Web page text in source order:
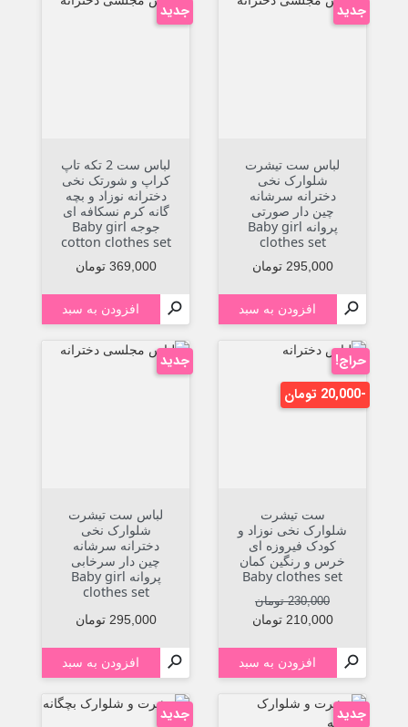
لباس ست تیشرت
شلوارک نخی
دخترانه سرشانه
چین دار صورتی
پروانه Baby girl
clothes set
قیمت
295,000 تومان
 افزودن به سبد
جدید
لباس ست 2 تکه تاپ
کراپ و شورتک نخی
دخترانه نوزاد و بچه
گانه کرم نسکافه ای
جوجه Baby girl
cotton clothes set
قیمت
369,000 تومان
 افزودن به سبد
جدید
ست تیشرت
شلوارک نخی نوزاد و
کودک فیروزه ای
خرس و رنگین کمان
Baby clothes set
قیمت عادی
230,000 تومان
قیمت
210,000 تومان
 افزودن به سبد
حراج!
-20,000 تومان
لباس ست تیشرت
شلوارک نخی
دخترانه سرشانه
چین دار سرخابی
پروانه Baby girl
clothes set
قیمت
295,000 تومان
 افزودن به سبد
جدید
جدید جدید